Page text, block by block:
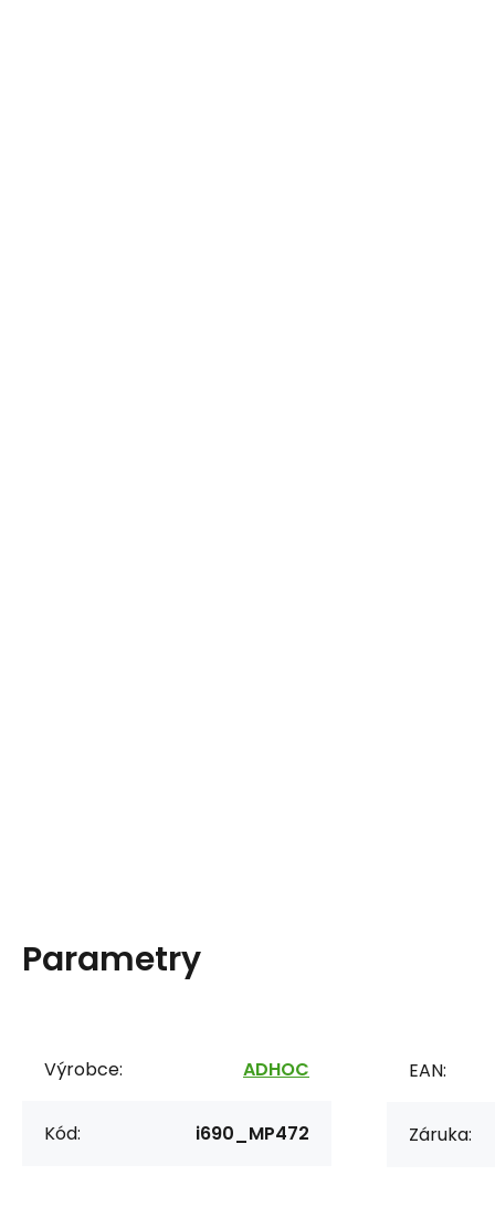
Parametry
Výrobce: ADHOC
Kód: i690_MP472
EAN:
Záruka: